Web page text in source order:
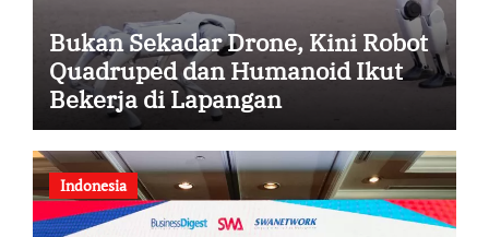
Bukan Sekadar Drone, Kini Robot
Quadruped dan Humanoid Ikut
Bekerja di Lapangan
Indonesia